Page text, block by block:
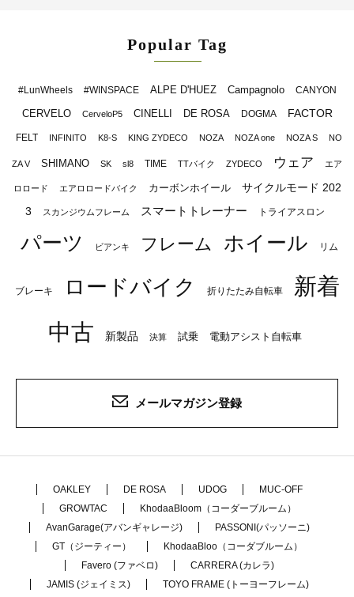
Popular Tag
#LunWheels #WINSPACE ALPE D'HUEZ Campagnolo CANYON
CERVELO CerveloP5 CINELLI DE ROSA DOGMA FACTOR
FELT INFINITO K8-S KING ZYDECO NOZA NOZA one NOZA S NO
ZA V SHIMANO SK sl8 TIME TTバイク ZYDECO ウェア エア
ロロード エアロロードバイク カーボンホイール
サイクルモード 202
3
スカンジウムフレーム スマートトレーナー トライアスロン
パーツ ビアンキ フレーム ホイール リム
ブレーキ ロードバイク 折りたたみ自転車
新着
中古
新製品 決算 試乗 電動アシスト自転車
メールマガジン登録
OAKLEY DE ROSA UDOG
MUC-OFF
GROWTAC
KhodaaBloom（コーダーブルーム）
AvanGarage(アバンギャレージ)
PASSONI(パッソーニ)
GT（ジーティー）
KhodaaBloo（コーダブルーム）
Favero (ファベロ)
CARRERA (カレラ)
JAMIS (ジェイミス)
TOYO FRAME (トーヨーフレーム)